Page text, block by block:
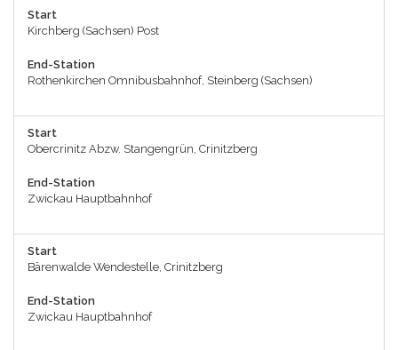
Start
Kirchberg (Sachsen) Post
End-Station
Rothenkirchen Omnibusbahnhof, Steinberg (Sachsen)
Start
Obercrinitz Abzw. Stangengrün, Crinitzberg
End-Station
Zwickau Hauptbahnhof
Start
Bärenwalde Wendestelle, Crinitzberg
End-Station
Zwickau Hauptbahnhof